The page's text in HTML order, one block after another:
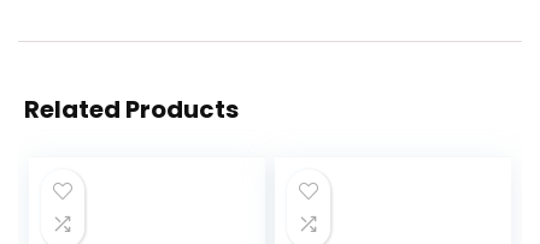
Related Products